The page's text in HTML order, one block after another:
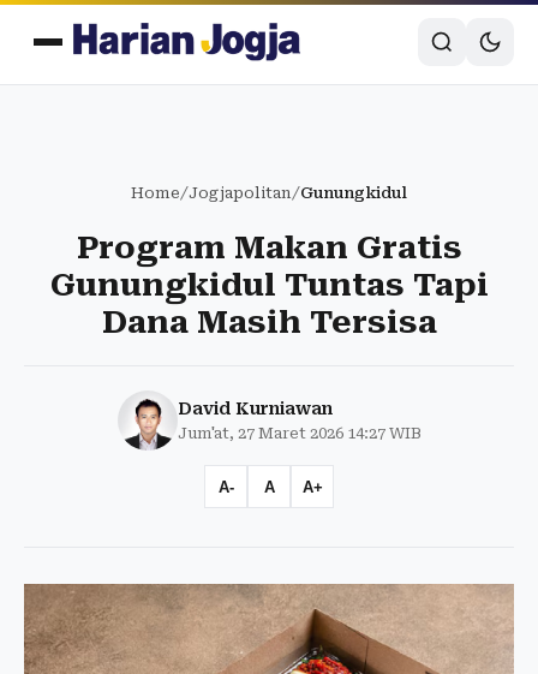
Home/Jogjapolitan/Gunungkidul
Program Makan Gratis
Gunungkidul Tuntas Tapi
Dana Masih Tersisa
David Kurniawan
Jum'at, 27 Maret 2026 14:27 WIB
A- A A+